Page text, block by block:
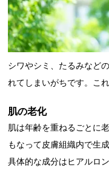
シワやシミ、たるみなど
れてしまいがちです。こ
肌の老化
肌は年齢を重ねるごとに
もなって皮膚組織内で生
具体的な成分はヒアルロ